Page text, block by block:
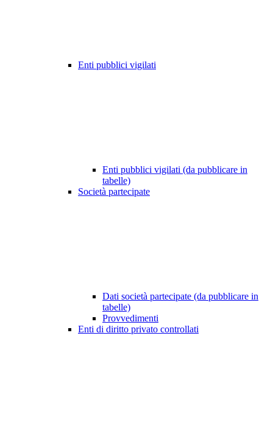
Enti pubblici vigilati
Enti pubblici vigilati (da pubblicare in
tabelle)
Società partecipate
Dati società partecipate (da pubblicare in
tabelle)
Provvedimenti
Enti di diritto privato controllati